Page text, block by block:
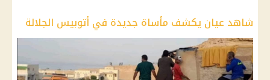
شاهد عيان يكشف مأساة جديدة في أتوبيس الجلالة